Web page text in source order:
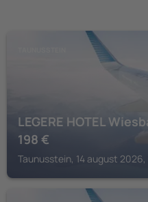
LEGERE HOTEL
198 €
Taunusstein, 14 august